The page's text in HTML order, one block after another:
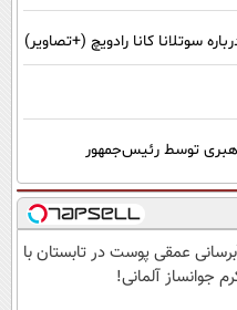
سوتلانا کانا رادویچ (+تصاویر)
توسط رئیس‌جمهور
عمقی پوست در تابستان با
جوانساز آلمانی!